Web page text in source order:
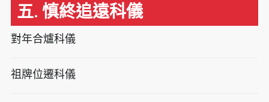
五. 慎終追遠科儀
對年合爐科儀
祖牌位遷科儀